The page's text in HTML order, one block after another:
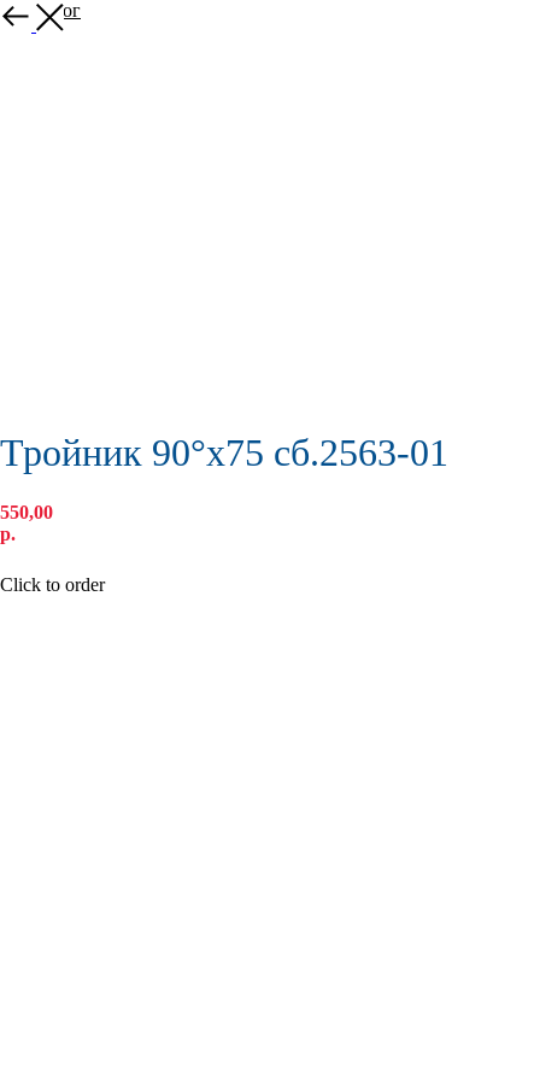
В каталог
Тройник 90°х75 сб.2563-01
550,00
р.
Click to order